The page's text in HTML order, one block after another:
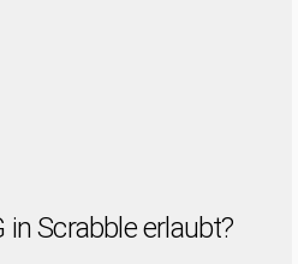
Scrabble erlaubt?